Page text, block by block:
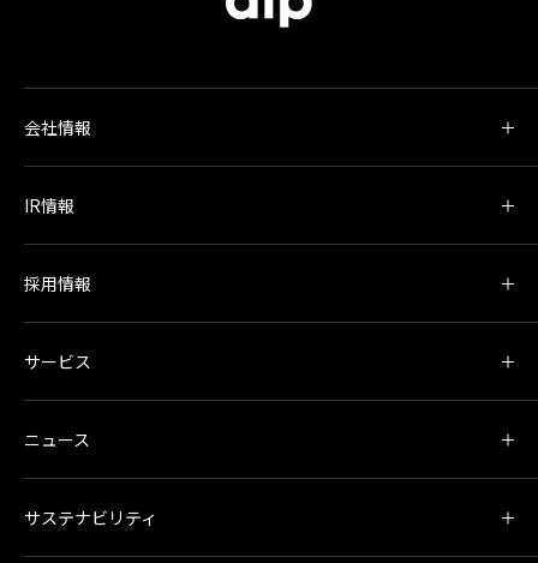
会社情報
IR情報
採用情報
サービス
ニュース
サステナビリティ